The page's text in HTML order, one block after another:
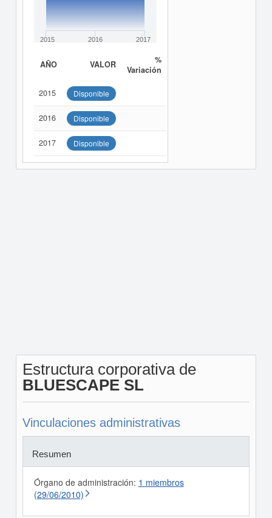
2015 2016 2017
AÑO VALOR
%
Variación
2015 Disponible
2016 Disponible
2017 Disponible
Estructura corporativa de
BLUESCAPE SL
Vinculaciones administrativas
Resumen
Órgano de administración: 1 miembros
(29/06/2010)